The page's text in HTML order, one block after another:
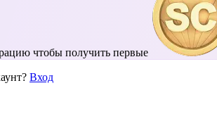
чтобы получить первые
Вход